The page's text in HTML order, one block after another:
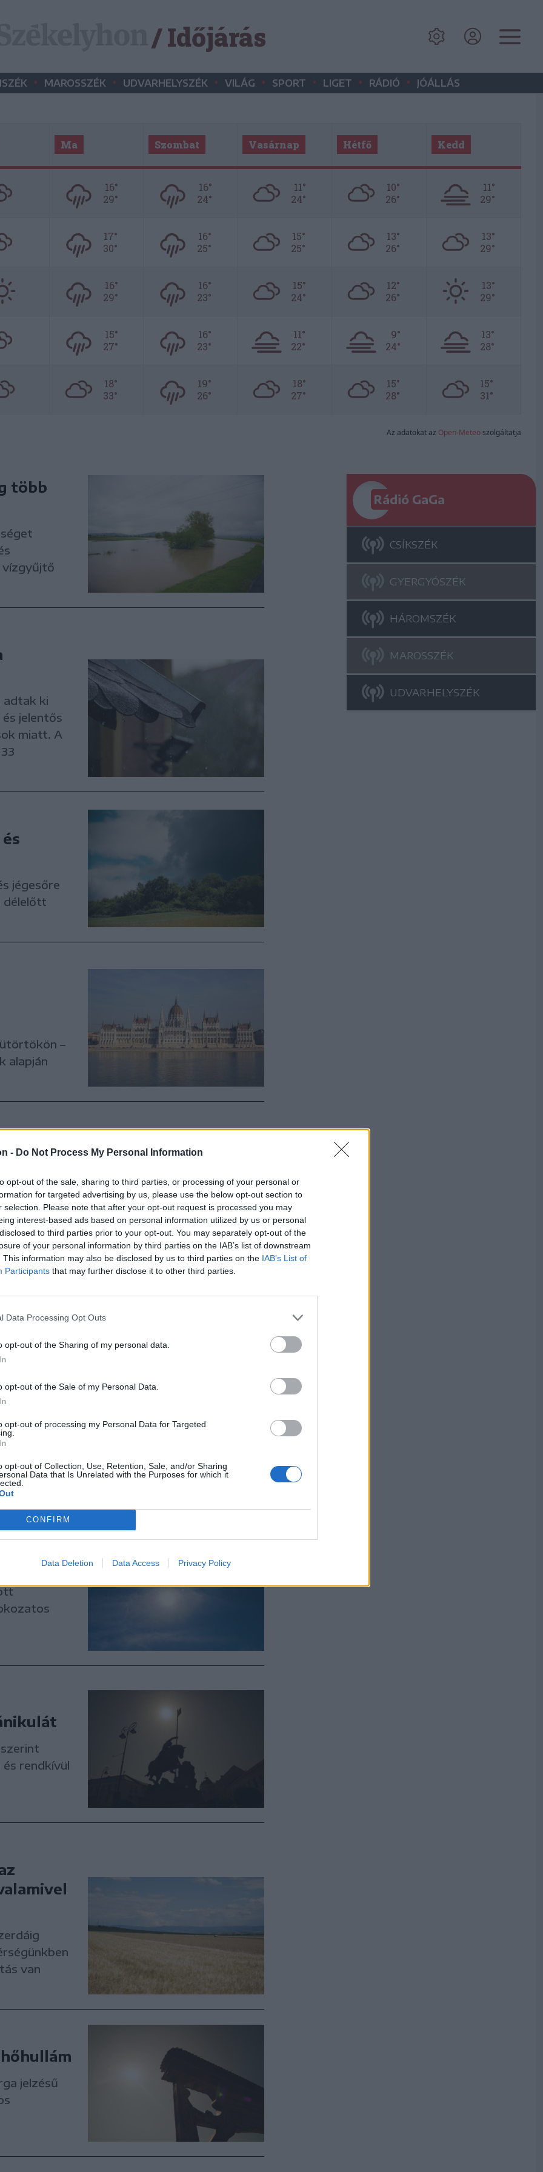
- Do Not Process My Personal Information
opt-out of the sale, sharing to third parties, or processing of your personal or
for targeted advertising by us, please use the below opt-out section to
selection. Please note that after your opt-out request is processed you may
interest-based ads based on personal information utilized by us or personal
to third parties prior to your opt-out. You may separately opt-out of the
of your personal information by third parties on the IAB’s list of downstream
This information may also be disclosed by us to third parties on the IAB’s List of
Participants that may further disclose it to other third parties.
Data Processing Opt Outs
opt-out of the Sharing of my personal data.
opt-out of the Sale of my Personal Data.
opt-out of processing my Personal Data for Targeted
opt-out of Collection, Use, Retention, Sale, and/or Sharing
Data that Is Unrelated with the Purposes for which it
CONFIRM
Data Deletion Data Access Privacy Policy
/ Időjárás
• MAROSSZÉK • UDVARHELYSZÉK • VILÁG • SPORT • LIGET • RÁDIÓ • JÓÁLLÁS
Ma Szombat Vasárnap Hétfő Kedd
16°
29°
16°
24°
11°
24°
10°
26°
11°
29°
17°
30°
16°
25°
15°
25°
13°
26°
13°
29°
16°
29°
16°
23°
15°
24°
12°
26°
13°
29°
15°
27°
16°
23°
11°
22°
9°
24°
13°
28°
18°
33°
19°
26°
18°
27°
15°
28°
15°
31°
Az adatokat az Open-Meteo szolgáltatja
több
vízgyűjtő
adtak ki
jelentős
miatt. A
jégesőre
délelőtt
–
alapján
reggelig
adott ki
vörös a
rendkívül
van
jelzésű
Rádió GaGa
CSÍKSZÉK
GYERGYÓSZÉK
HÁROMSZÉK
MAROSSZÉK
UDVARHELYSZÉK